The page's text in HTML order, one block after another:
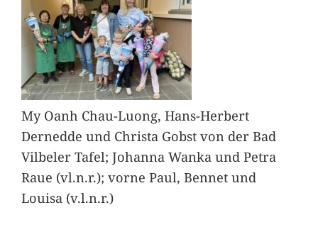
My Oanh Chau-Luong, Hans-Herbert
Dernedde und Christa Gobst von der Bad
Vilbeler Tafel; Johanna Wanka und Petra
Raue (vl.n.r.); vorne Paul, Bennet und
Louisa (v.l.n.r.)